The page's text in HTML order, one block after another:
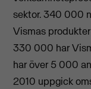
sektor. 340 000
Vismas
330 000 har
har över 5 000
2010 uppgick